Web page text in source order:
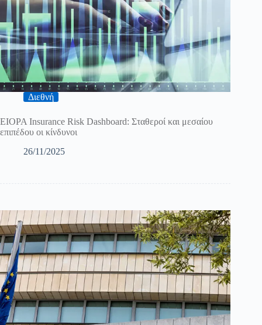
Διεθνή
EIOPA Insurance Risk Dashboard: Σταθεροί και μεσαίου
επιπέδου οι κίνδυνοι
26/11/2025